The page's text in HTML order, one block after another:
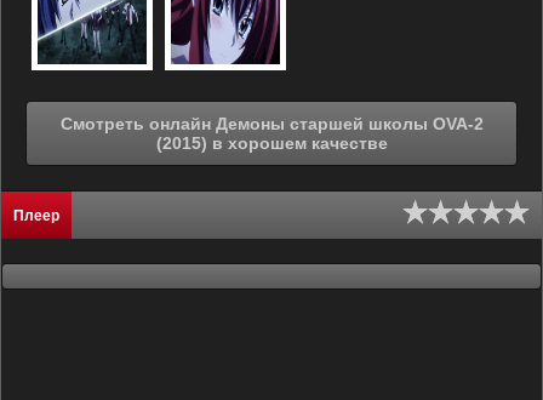
Смотреть онлайн Демоны старшей школы OVA-2
(2015) в хорошем качестве
Плеер